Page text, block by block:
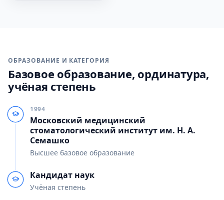
ОБРАЗОВАНИЕ И КАТЕГОРИЯ
Базовое образование, ординатура,
учёная степень
1994
Московский медицинский
стоматологический институт им. Н. А.
Семашко
Высшее базовое образование
Кандидат наук
Учёная степень